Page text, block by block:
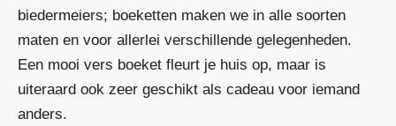
biedermeiers; boeketten maken we in alle soorten
maten en voor allerlei verschillende gelegenheden.
Een mooi vers boeket fleurt je huis op, maar is
uiteraard ook zeer geschikt als cadeau voor iemand
anders.